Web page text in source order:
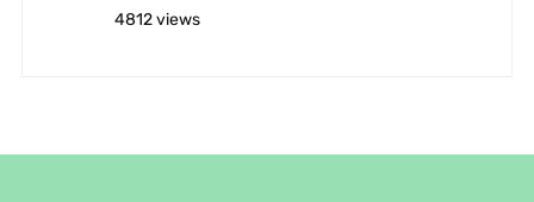
4812 views